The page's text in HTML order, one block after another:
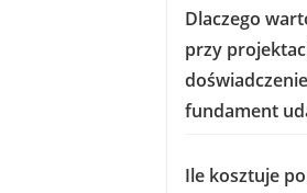
Dlaczego
przy
fundament
Ile kosztuje